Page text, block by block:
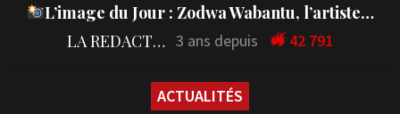
L’image du Jour : Zodwa Wabantu, l’artiste…
LA REDACTION 3 ans depuis 42 791
ACTUALITÉS